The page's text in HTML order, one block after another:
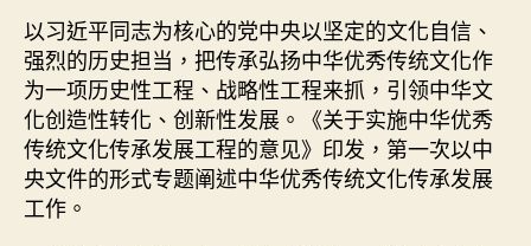
以习近平同志为核心的党中央以坚定的文化自信、
强烈的历史担当，把传承弘扬中华优秀传统文化作
为一项历史性工程、战略性工程来抓，引领中华文
化创造性转化、创新性发展。《关于实施中华优秀
传统文化传承发展工程的意见》印发，第一次以中
央文件的形式专题阐述中华优秀传统文化传承发展
工作。